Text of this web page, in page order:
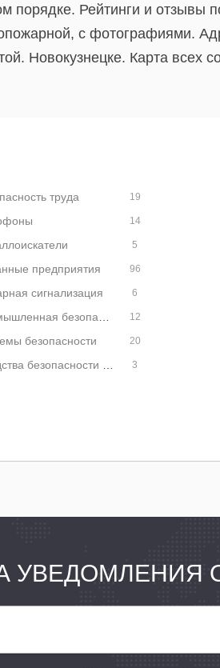
порядке. Рейтинги и отзывы
с фотографиями.
Новокузнецке. Карта всех
труда 19
14
5
предприятия 96
сигнализация 6
12
безопасности 20
3
УВЕДОМЛЕНИЯ